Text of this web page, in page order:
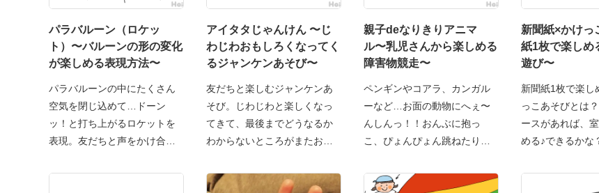
パラバルーン（ロケッ
ト）〜バルーンの形の変化
が楽しめる表現方法〜
パラバルーンの中にたくさん
空気を閉じ込めて…ドーン
ッ！と打ち上がるロケットを
表現。友だちと声をかけ合い
アイタタじゃんけん 〜じ
わじわおもしろくなってく
るジャンケンあそび〜
友だちと楽しむジャンケンあ
そび。じわじわと楽しくなっ
てきて、最後までどうなるか
わからないところがまたおも
親子deなりきりアニマ
ル〜乳児さんから楽しめる
障害物競走〜
ペンギンやコアラ、カンガル
ーなど…お面の動物にへぇ〜
んしんっ！！おんぶに抱っ
こ、ぴょんぴょん跳ねたり、
新聞紙×かけっ
紙1枚で楽しめ
遊び〜
新聞紙1枚で楽し
っこあそびとは
ースがあれば、
める♪できるかな